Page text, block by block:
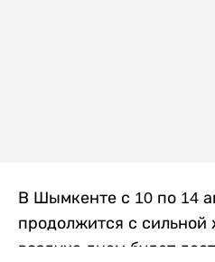
В Шымкенте с 10 по 14
продолжится с сильной
воздуха днем будет